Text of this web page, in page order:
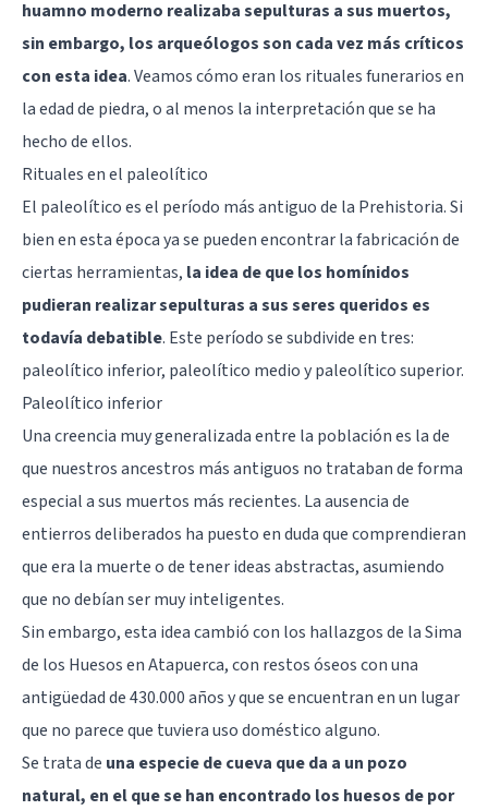
huamno moderno realizaba sepulturas a sus muertos,
sin embargo, los arqueólogos son cada vez más críticos
con esta idea. Veamos cómo eran los rituales funerarios en
la edad de piedra, o al menos la interpretación que se ha
hecho de ellos.
Rituales en el paleolítico
El paleolítico es el período más antiguo de la Prehistoria. Si
bien en esta época ya se pueden encontrar la fabricación de
ciertas herramientas, la idea de que los homínidos
pudieran realizar sepulturas a sus seres queridos es
todavía debatible. Este período se subdivide en tres:
paleolítico inferior, paleolítico medio y paleolítico superior.
Paleolítico inferior
Una creencia muy generalizada entre la población es la de
que nuestros ancestros más antiguos no trataban de forma
especial a sus muertos más recientes. La ausencia de
entierros deliberados ha puesto en duda que comprendieran
que era la muerte o de tener ideas abstractas, asumiendo
que no debían ser muy inteligentes.
Sin embargo, esta idea cambió con los hallazgos de la Sima
de los Huesos en Atapuerca, con restos óseos con una
antigüedad de 430.000 años y que se encuentran en un lugar
que no parece que tuviera uso doméstico alguno.
Se trata de una especie de cueva que da a un pozo
natural, en el que se han encontrado los huesos de por